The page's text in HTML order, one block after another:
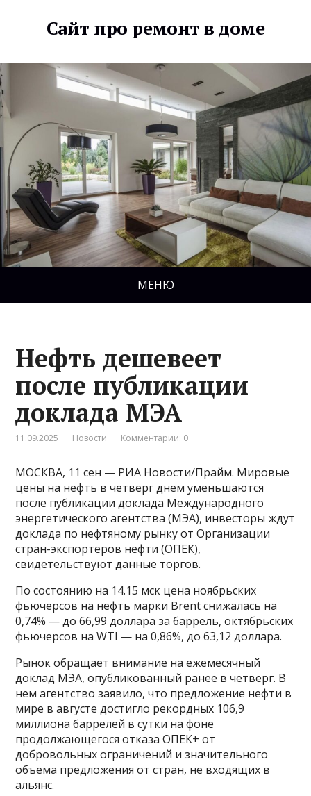
Сайт про ремонт в доме
МЕНЮ
Нефть дешевеет
после публикации
доклада МЭА
11.09.2025 Новости Комментарии: 0
МОСКВА, 11 сен — РИА Новости/Прайм. Мировые
цены на нефть в четверг днем уменьшаются
после публикации доклада Международного
энергетического агентства (МЭА), инвесторы ждут
доклада по нефтяному рынку от Организации
стран-экспортеров нефти (ОПЕК),
свидетельствуют данные торгов.
По состоянию на 14​​​.15 мск цена ноябрьских
фьючерсов на нефть марки Brent снижалась на
0,74% — до 66,99 доллара за баррель, октябрьских
фьючерсов на WTI — на 0,86%, до 63,12 доллара.
Рынок обращает внимание на ежемесячный
доклад МЭА, опубликованный ранее в четверг. В
нем агентство заявило, что предложение нефти в
мире в августе достигло рекордных 106,9
миллиона баррелей в сутки на фоне
продолжающегося отказа ОПЕК+ от
добровольных ограничений и значительного
объема предложения от стран, не входящих в
альянс.